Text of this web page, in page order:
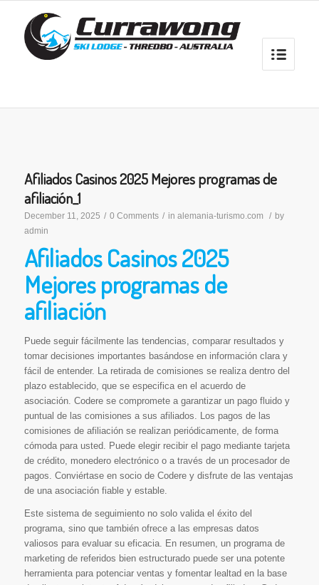
Afiliados Casinos 2025 Mejores programas de
afiliación_1
December 11, 2025 / 0 Comments / in alemania-turismo.com / by
admin
Afiliados Casinos 2025
Mejores programas de
afiliación
Puede seguir fácilmente las tendencias, comparar resultados y
tomar decisiones importantes basándose en información clara y
fácil de entender. La retirada de comisiones se realiza dentro del
plazo establecido, que se especifica en el acuerdo de
asociación. Codere se compromete a garantizar un pago fluido y
puntual de las comisiones a sus afiliados. Los pagos de las
comisiones de afiliación se realizan periódicamente, de forma
cómoda para usted. Puede elegir recibir el pago mediante tarjeta
de crédito, monedero electrónico o a través de un procesador de
pagos. Conviértase en socio de Codere y disfrute de las ventajas
de una asociación fiable y estable.
Este sistema de seguimiento no solo valida el éxito del
programa, sino que también ofrece a las empresas datos
valiosos para evaluar su eficacia. En resumen, un programa de
marketing de referidos bien estructurado puede ser una potente
herramienta para potenciar ventas y fomentar lealtad en la base